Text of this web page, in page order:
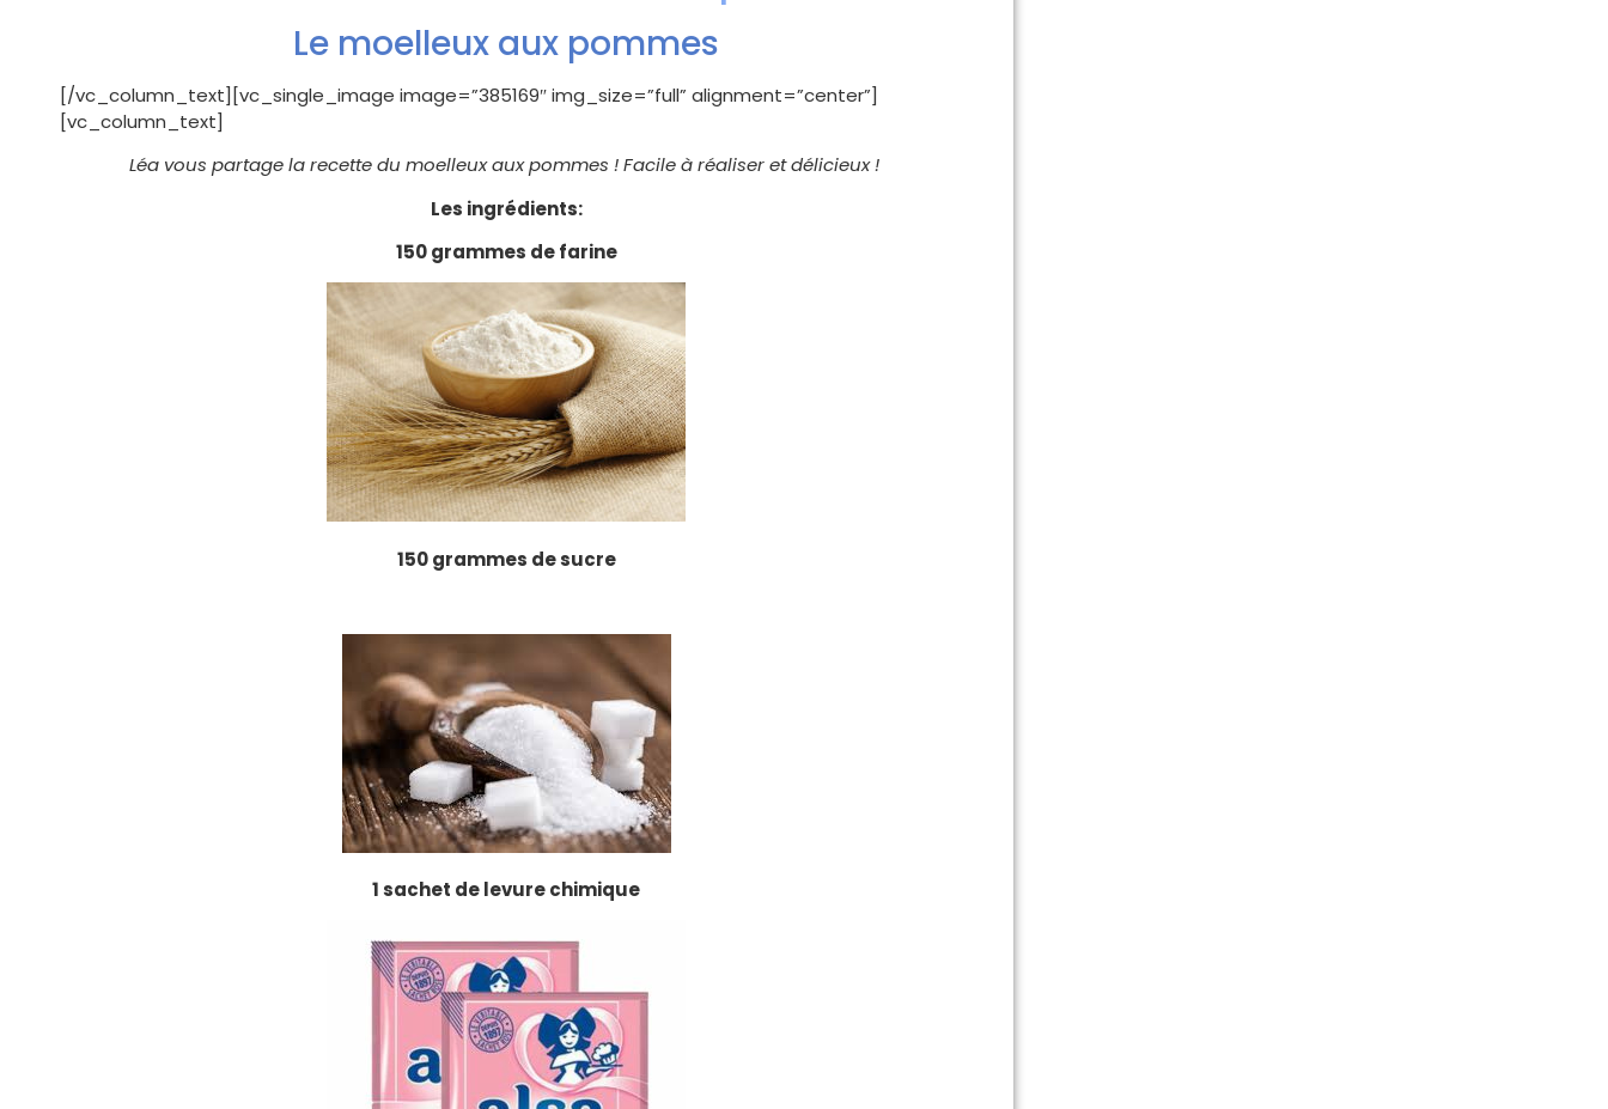
Le moelleux aux pommes
[/vc_column_text][vc_single_image image=”385169″ img_size=”full” alignment=”center”]
[vc_column_text]
Léa vous partage la recette du moelleux aux pommes ! Facile à réaliser et délicieux !
Les ingrédients:
150 grammes de farine
150 grammes de sucre
1 sachet de levure chimique